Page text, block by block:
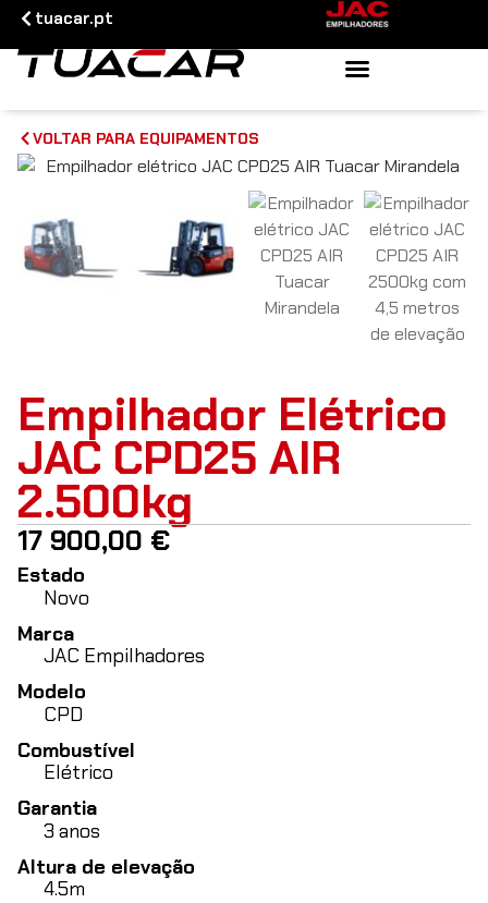
tuacar.pt
VOLTAR PARA EQUIPAMENTOS
Empilhador Elétrico
JAC CPD25 AIR
2.500kg
17 900,00 €
Estado
Novo
Marca
JAC Empilhadores
Modelo
CPD
Combustível
Elétrico
Garantia
3 anos
Altura de elevação
4.5m